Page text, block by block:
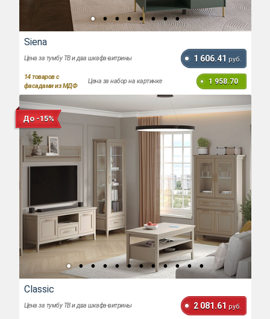
Siena
Цена за тумбу ТВ и два шкафа-витрины 1 606.41 руб.
14товаров с
фасадами из МДФ
Цена за набор на картинке 1 958.70
До -15%
Classic
Цена за тумбу ТВ и два шкафа-витрины 2 081.61 руб.